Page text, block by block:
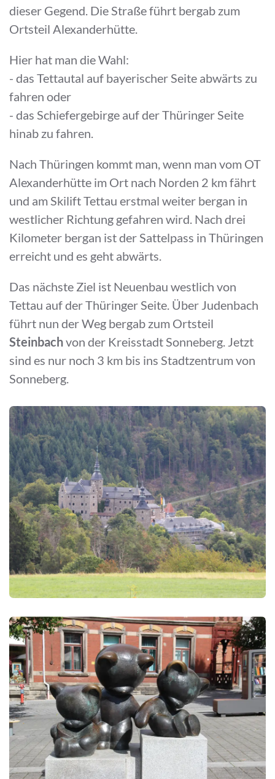
dieser Gegend. Die Straße führt bergab zum
Ortsteil Alexanderhütte.
Hier hat man die Wahl:
- das Tettautal auf bayerischer Seite abwärts zu
fahren oder
- das Schiefergebirge auf der Thüringer Seite
hinab zu fahren.
Nach Thüringen kommt man, wenn man vom OT
Alexanderhütte im Ort nach Norden 2 km fährt
und am Skilift Tettau erstmal weiter bergan in
westlicher Richtung gefahren wird. Nach drei
Kilometer bergan ist der Sattelpass in Thüringen
erreicht und es geht abwärts.
Das nächste Ziel ist Neuenbau westlich von
Tettau auf der Thüringer Seite. Über Judenbach
führt nun der Weg bergab zum Ortsteil
Steinbachvon der Kreisstadt Sonneberg. Jetzt
sind es nur noch 3 km bis ins Stadtzentrum von
Sonneberg.